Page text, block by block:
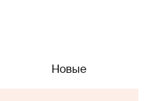
Новые